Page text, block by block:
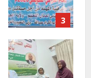
i
n
g
3